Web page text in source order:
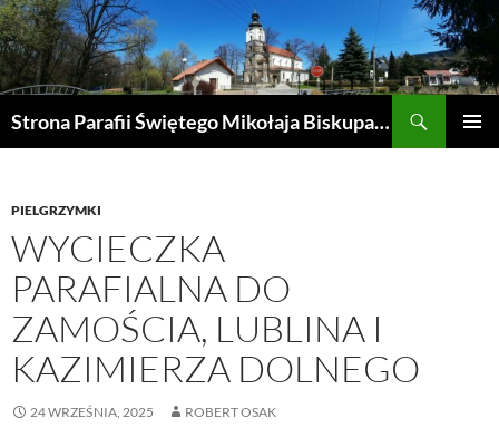
Przejdź
do
treści
Strona Parafii Świętego Mikołaja Biskupa w Żegocinie
PIELGRZYMKI
WYCIECZKA
PARAFIALNA DO
ZAMOŚCIA, LUBLINA I
KAZIMIERZA DOLNEGO
24 WRZEŚNIA, 2025 ROBERT OSAK